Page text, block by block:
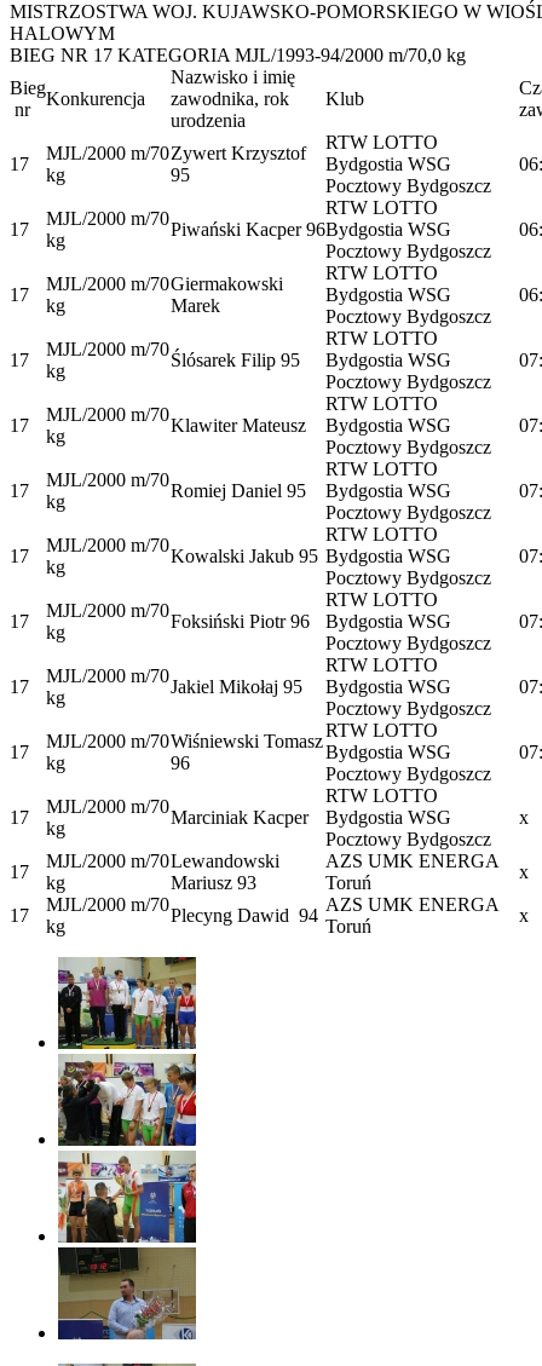
MISTRZOSTWA WOJ. KUJAWSKO-POMORSKIEGO W
HALOWYM
BIEG NR 17 KATEGORIA MJL/1993-94/2000 m/70,0 kg
Bieg
nr
Konkurencja
Nazwisko i imię
zawodnika, rok
urodzenia
Klub
17
MJL/2000 m/70
kg
Zywert Krzysztof
95
RTW LOTTO
Bydgostia WSG
Pocztowy Bydgoszcz
17
MJL/2000 m/70
kg
Piwański Kacper 96
RTW LOTTO
Bydgostia WSG
Pocztowy Bydgoszcz
17
MJL/2000 m/70
kg
Giermakowski
Marek
RTW LOTTO
Bydgostia WSG
Pocztowy Bydgoszcz
17
MJL/2000 m/70
kg
Ślósarek Filip 95
RTW LOTTO
Bydgostia WSG
Pocztowy Bydgoszcz
17
MJL/2000 m/70
kg
Klawiter Mateusz
RTW LOTTO
Bydgostia WSG
Pocztowy Bydgoszcz
17
MJL/2000 m/70
kg
Romiej Daniel 95
RTW LOTTO
Bydgostia WSG
Pocztowy Bydgoszcz
17
MJL/2000 m/70
kg
Kowalski Jakub 95
RTW LOTTO
Bydgostia WSG
Pocztowy Bydgoszcz
17
MJL/2000 m/70
kg
Foksiński Piotr 96
RTW LOTTO
Bydgostia WSG
Pocztowy Bydgoszcz
17
MJL/2000 m/70
kg
Jakiel Mikołaj 95
RTW LOTTO
Bydgostia WSG
Pocztowy Bydgoszcz
17
MJL/2000 m/70
kg
Wiśniewski Tomasz
96
RTW LOTTO
Bydgostia WSG
Pocztowy Bydgoszcz
17
MJL/2000 m/70
kg
Marciniak Kacper
RTW LOTTO
Bydgostia WSG
Pocztowy Bydgoszcz
x
17
MJL/2000 m/70
kg
Lewandowski
Mariusz 93
AZS UMK ENERGA
Toruń
x
17
MJL/2000 m/70
kg
Plecyng Dawid 94
AZS UMK ENERGA
Toruń
x